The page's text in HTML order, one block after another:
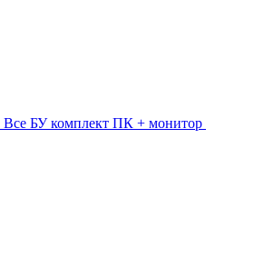
Все БУ комплект ПК + монитор